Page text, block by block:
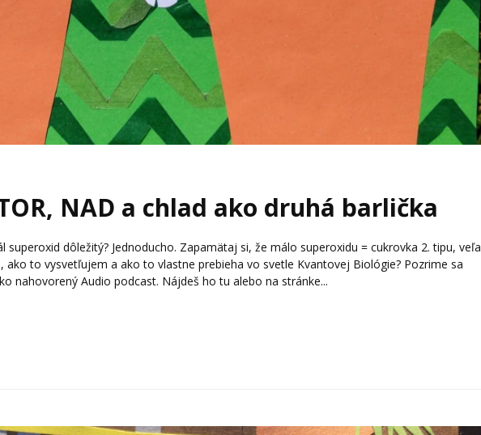
NAD a chlad ako druhá barlička
dôležitý? Jednoducho. Zapamätaj si, že málo superoxidu = cukrovka 2. tipu, veľa
ako to vysvetľujem a ako to vlastne prebieha vo svetle Kvantovej Biológie? Pozrime sa
nahovorený Audio podcast. Nájdeš ho tu alebo na stránke...